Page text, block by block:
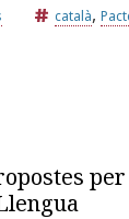
català,